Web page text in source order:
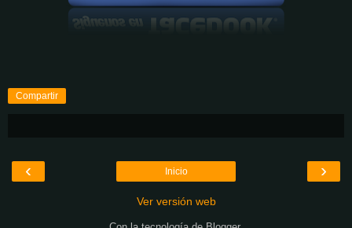
Compartir
‹ ›
Inicio
Ver versión web